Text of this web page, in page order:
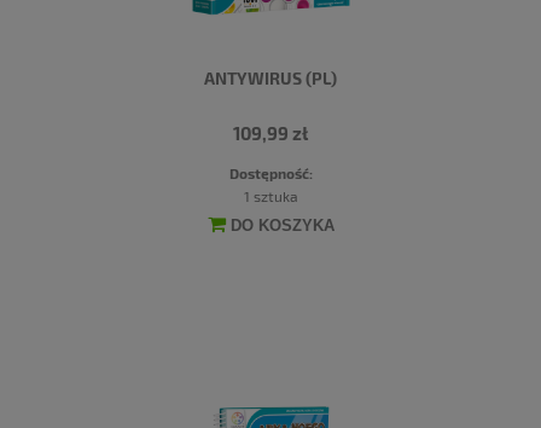
ANTYWIRUS (PL)
109,99 zł
Dostępność:
1 sztuka
DO KOSZYKA